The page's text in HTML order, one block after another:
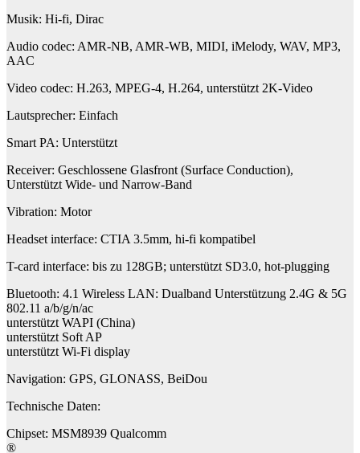
Musik: Hi-fi, Dirac
Audio codec: AMR-NB, AMR-WB, MIDI, iMelody, WAV, MP3,
AAC
Video codec: H.263, MPEG-4, H.264, unterstützt 2K-Video
Lautsprecher: Einfach
Smart PA: Unterstützt
Receiver: Geschlossene Glasfront (Surface Conduction),
Unterstützt Wide- und Narrow-Band
Vibration: Motor
Headset interface: CTIA 3.5mm, hi-fi kompatibel
T-card interface: bis zu 128GB; unterstützt SD3.0, hot-plugging
Bluetooth: 4.1 Wireless LAN: Dualband Unterstützung 2.4G & 5G
802.11 a/b/g/n/ac
unterstützt WAPI (China)
unterstützt Soft AP
unterstützt Wi-Fi display
Navigation: GPS, GLONASS, BeiDou
Technische Daten:
Chipset: MSM8939 Qualcomm
®